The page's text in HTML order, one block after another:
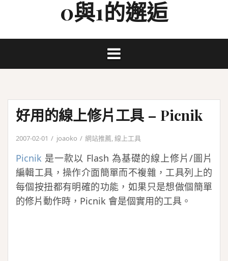
0與1的邂逅
好用的線上修片工具 – Picnik
2007-02-01 joaoko 網站推薦,線上工具
Picnik 是一款以 Flash 為基礎的線上修片/圖片
編輯工具，操作介面簡單而不複雜，工具列上的
每個按扭都有明確的功能，如果只是想做個簡單
的修片動作時，Picnik 會是個實用的工具。